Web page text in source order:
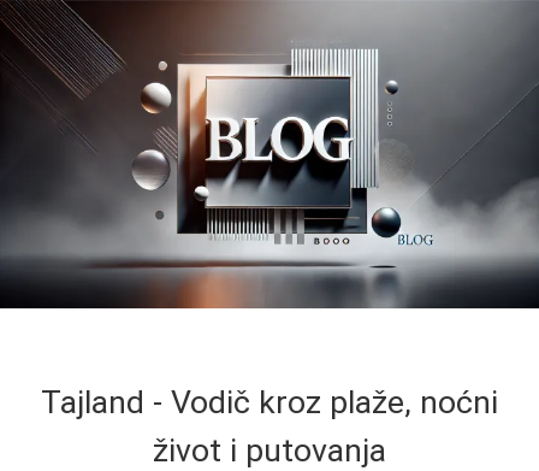
Tajland - Vodič kroz plaže, noćni
život i putovanja